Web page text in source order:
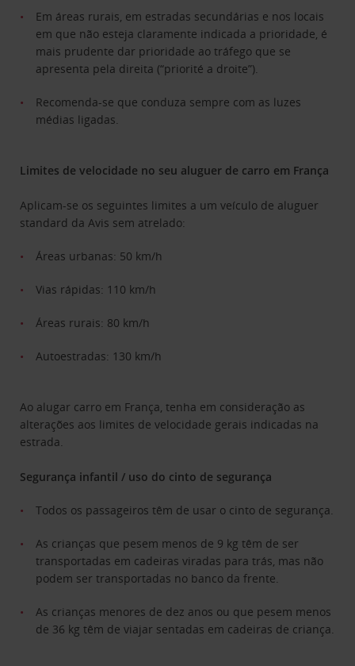
Em áreas rurais, em estradas secundárias e nos locais
em que não esteja claramente indicada a prioridade, é
mais prudente dar prioridade ao tráfego que se
apresenta pela direita (“priorité a droite”).
Recomenda-se que conduza sempre com as luzes
médias ligadas.
Limites de velocidade no seu aluguer de carro em França
Aplicam-se os seguintes limites a um veículo de aluguer
standard da Avis sem atrelado:
Áreas urbanas: 50 km/h
Vias rápidas: 110 km/h
Áreas rurais: 80 km/h
Autoestradas: 130 km/h
Ao alugar carro em França, tenha em consideração as
alterações aos limites de velocidade gerais indicadas na
estrada.
Segurança infantil / uso do cinto de segurança
Todos os passageiros têm de usar o cinto de segurança.
As crianças que pesem menos de 9 kg têm de ser
transportadas em cadeiras viradas para trás, mas não
podem ser transportadas no banco da frente.
As crianças menores de dez anos ou que pesem menos
de 36 kg têm de viajar sentadas em cadeiras de criança.